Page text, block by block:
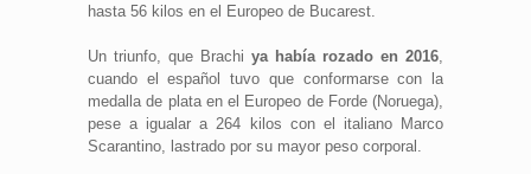
hasta 56 kilos en el Europeo de Bucarest.
Un triunfo, que Brachi ya había rozado en 2016,
cuando el español tuvo que conformarse con la
medalla de plata en el Europeo de Forde (Noruega),
pese a igualar a 264 kilos con el italiano Marco
Scarantino, lastrado por su mayor peso corporal.